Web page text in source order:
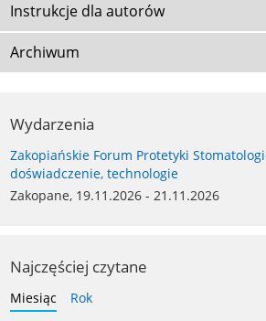
Instrukcje dla autorów
Archiwum
Wydarzenia
Zakopiańskie Forum Protetyki
doświadczenie, technologie
Zakopane, 19.11.2026 - 21.11.2026
Najczęściej czytane
Miesiąc
Rok